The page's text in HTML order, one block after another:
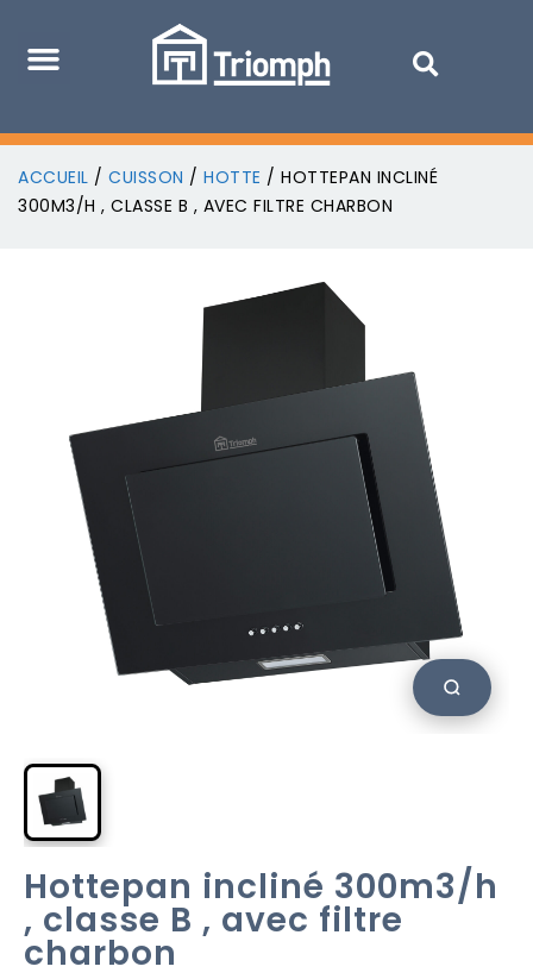
ACCUEIL / CUISSON / HOTTE / HOTTEPAN INCLINÉ
300M3/H , CLASSE B , AVEC FILTRE CHARBON
Hottepan incliné 300m3/h
, classe B , avec filtre
charbon